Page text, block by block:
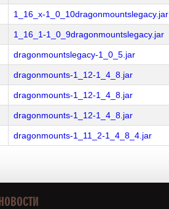
1_16_x-1_0_10dragonmountslegacy.jar
1_16_1-1_0_9dragonmountslegacy.jar
dragonmountslegacy-1_0_5.jar
dragonmounts-1_12-1_4_8.jar
dragonmounts-1_12-1_4_8.jar
dragonmounts-1_12-1_4_8.jar
dragonmounts-1_11_2-1_4_8_4.jar